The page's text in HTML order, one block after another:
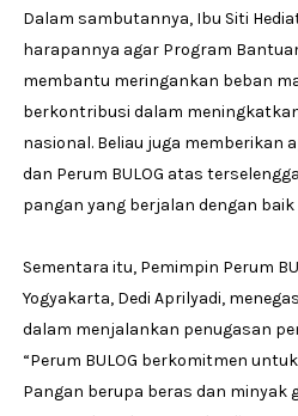
Dalam sambutannya, Ibu Siti
harapannya agar Program
membantu meringankan beban
berkontribusi dalam
nasional. Beliau juga memberikan
dan Perum BULOG atas
pangan yang berjalan dengan
Sementara itu, Pemimpin Perum
Yogyakarta, Dedi Aprilyadi,
dalam menjalankan penugasan
“Perum BULOG berkomitmen
Pangan berupa beras dan minyak